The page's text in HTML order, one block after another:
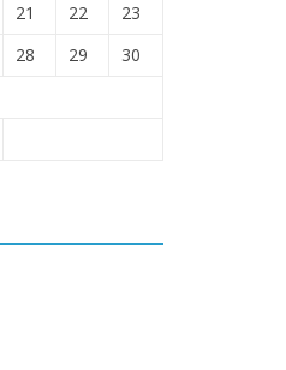
21 22
23
28 29
30